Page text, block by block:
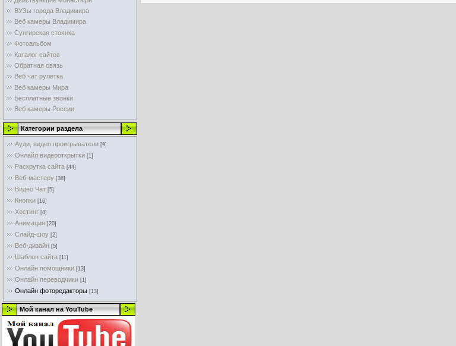
ВУЗы города Владимира
Веб камеры Владимира
Сунгирская стоянка
Фотоальбом
Каталог сайтов
Обратная связь
Веб чат рулетка
Веб камеры Мира
Бесплатные звонки
Веб камеры России
Категории раздела
Ауди, видео проигрыватели [9]
Онлайл видеооткрытки [1]
Раскрутка сайта [44]
Веб-мастеру [38]
Видео Чат [5]
Кнопки [16]
Хостинг [4]
Анимация [20]
Слайд-шоу [2]
Веб-дизайн [5]
Шаблон сайта [11]
Онлайн помощники [13]
Онлайн переводчики [1]
Онлайн фоторедакторы [13]
Мой канал на YouTube